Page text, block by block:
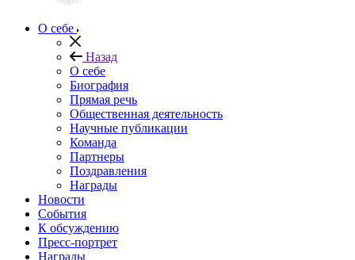
О себе
Назад
О себе
Биография
Прямая речь
Общественная деятельность
Научные публикации
Команда
Партнеры
Поздравления
Награды
Новости
События
К обсуждению
Пресс-портрет
Награды